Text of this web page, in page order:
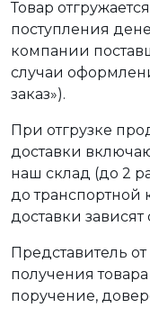
Товар
поступления
компании
случаи
заказ»).
При отгрузке
доставки
наш склад (до 2
до транспортной
доставки зависят
Представитель
получения
поручение,